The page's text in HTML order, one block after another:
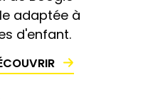
adaptée à
d'enfant.